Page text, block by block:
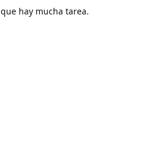
hay mucha tarea.